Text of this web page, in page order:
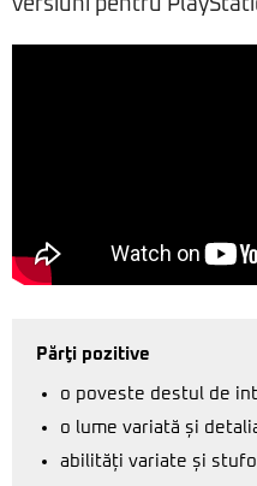
versiuni pentru
Părţi pozitive
o poveste destul de
o lume variată și
abilități variate și